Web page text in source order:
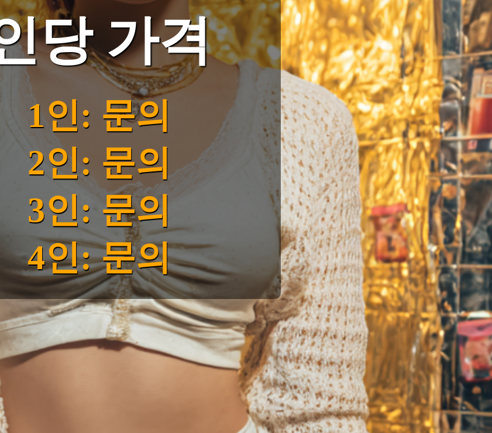
당 가격
1인: 문의
2인: 문의
3인: 문의
4인: 문의